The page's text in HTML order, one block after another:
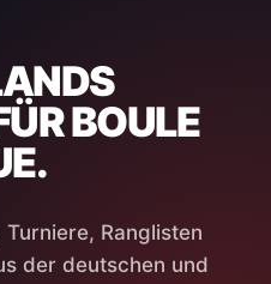
BOULE
Ranglisten
der deutschen und